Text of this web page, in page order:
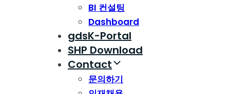
BI 컨설팅
Dashboard
gdsK-Portal
SHP Download
Contact
문의하기